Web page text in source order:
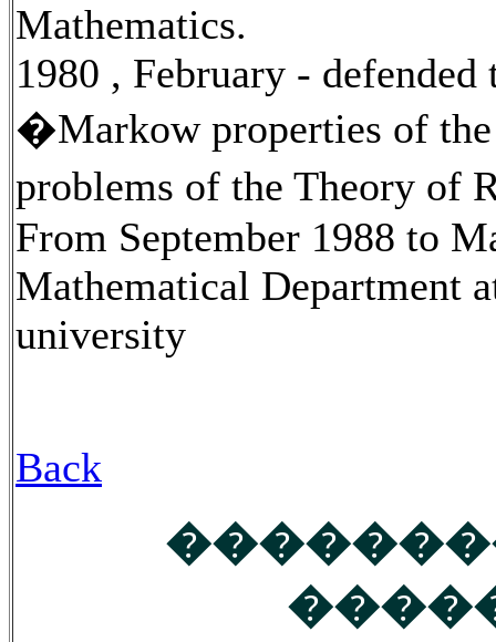
Mathematics.
1980 , February - defended
�Markow properties of the
problems of the Theory of
From September 1988 to
Mathematical Department
university
Back